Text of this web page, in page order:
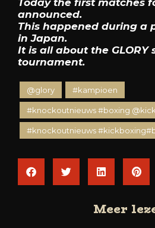
announced.
This happened during a
in Japan.
It is all about the GLORY
tournament.
@glory #kampioen
#knockoutnieuws #boxing
#knockoutnieuws
Meer